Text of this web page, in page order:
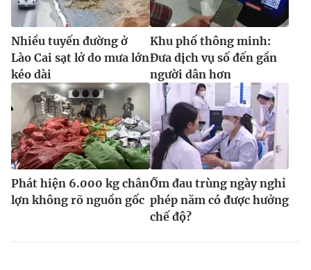
Nhiều tuyến đường ở
Lào Cai sạt lở do mưa lớn
kéo dài
Khu phố thông minh:
Đưa dịch vụ số đến gần
người dân hơn
Phát hiện 6.000 kg chân
lợn không rõ nguồn gốc
Ốm đau trùng ngày nghỉ
phép năm có được hưởng
chế độ?